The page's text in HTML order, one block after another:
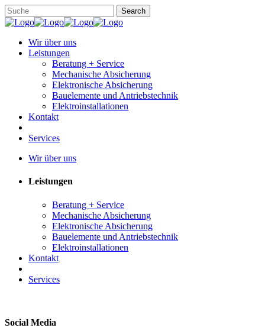
Wir über uns
Leistungen
Beratung + Service
Mechanische Absicherung
Elektronische Absicherung
Bauelemente und Antriebstechnik
Elektroinstallationen
Kontakt
Services
Wir über uns
Leistungen
Beratung + Service
Mechanische Absicherung
Elektronische Absicherung
Bauelemente und Antriebstechnik
Elektroinstallationen
Kontakt
Services
Social Media